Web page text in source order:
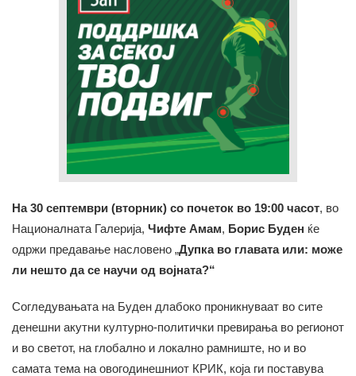
На 30 септември (вторник) со почеток во 19:00 часот, во
Националната Галерија, Чифте Амам, Борис Буден ќе
одржи предавање насловено „Дупка во главата или: може
ли нешто да се научи од војната?“
Согледувањата на Буден длабоко проникнуваат во сите
денешни акутни културно-политички превирања во регионот
и во светот, на глобално и локално рамниште, но и во
самата тема на овогодинешниот КРИК, која ги поставува